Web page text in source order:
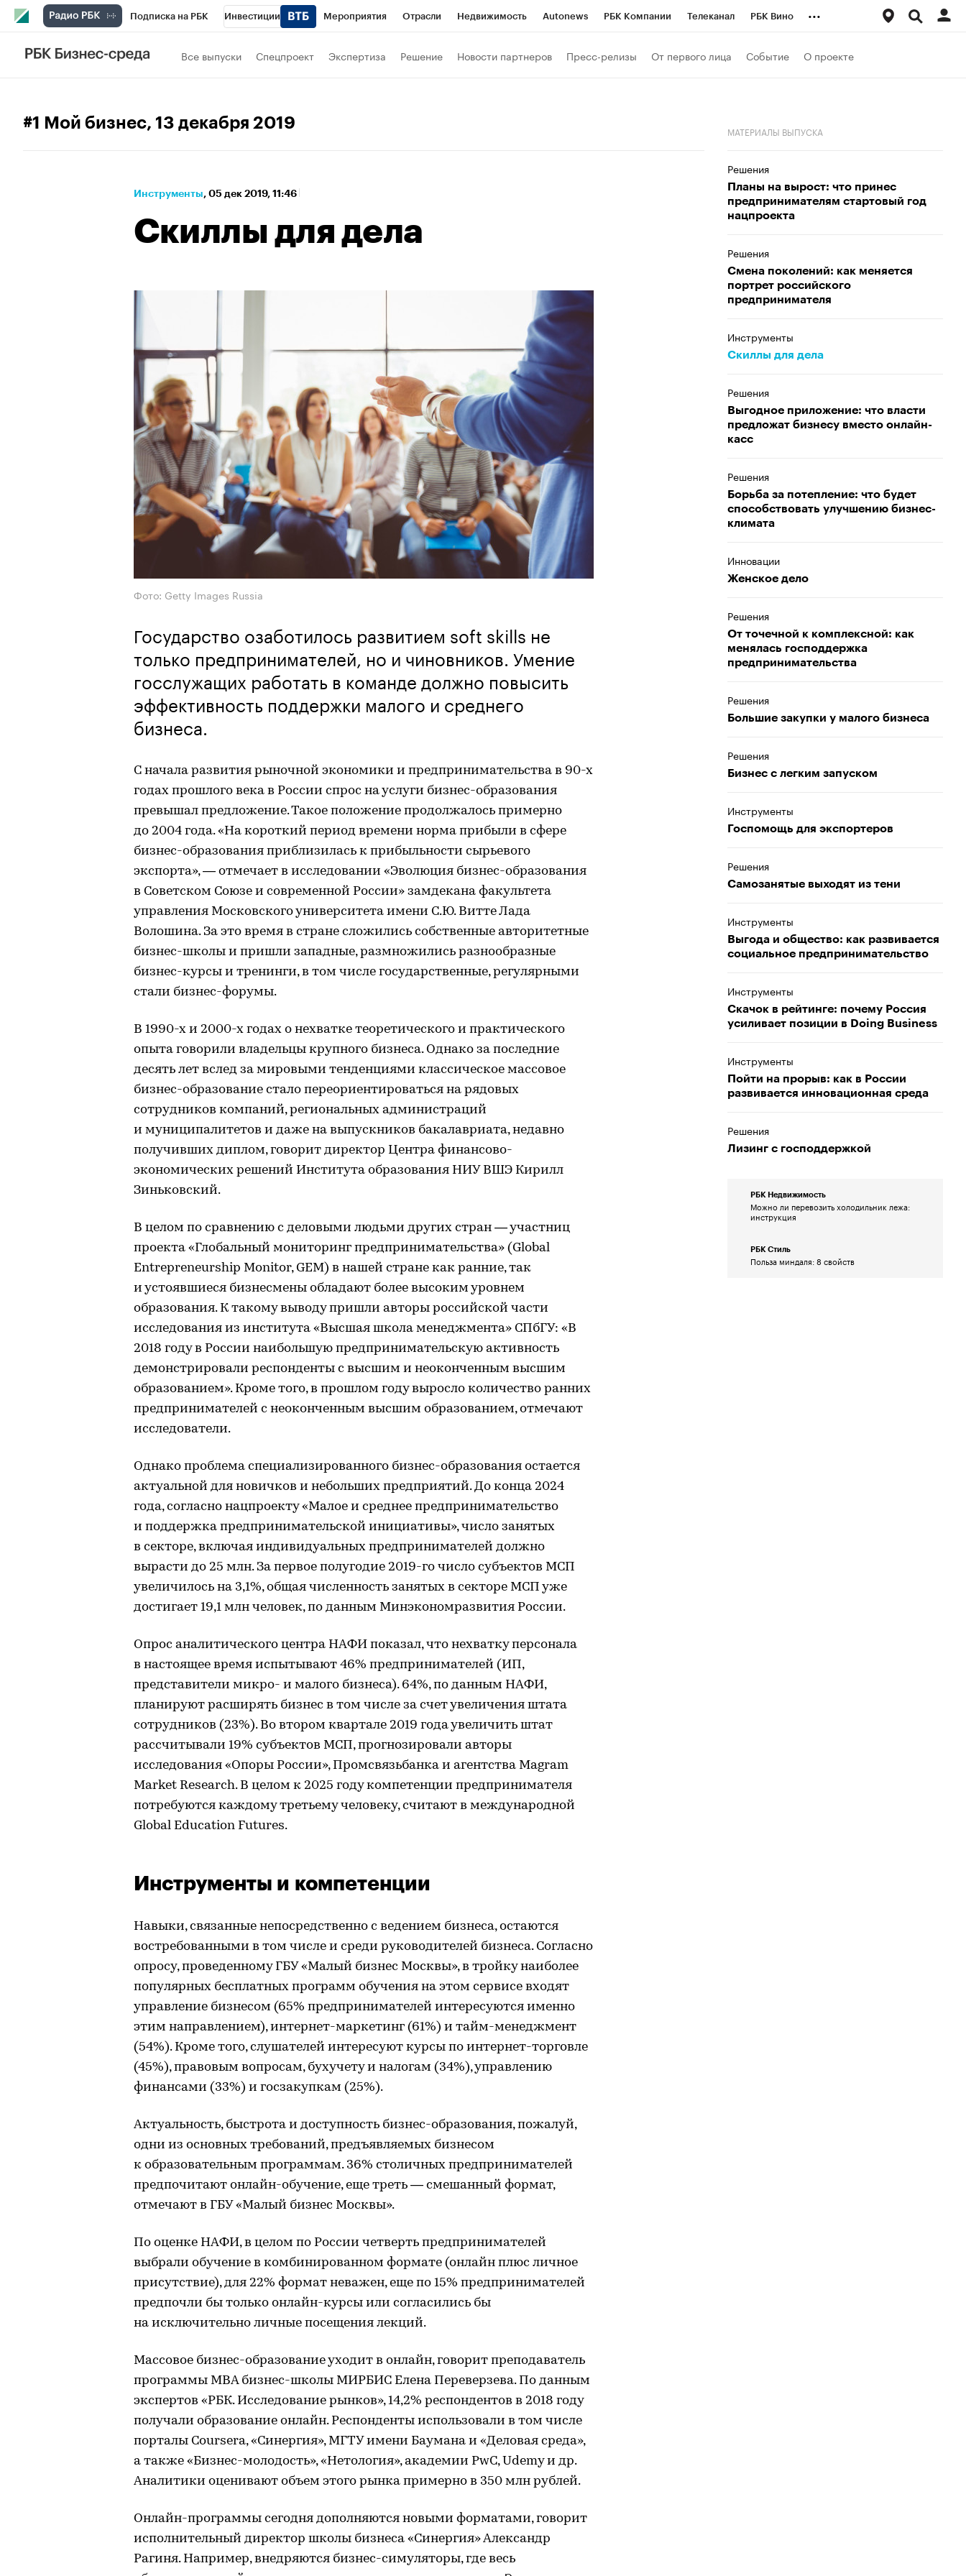
Подписка на РБК Инвестиции Мероприятия Отрасли Недвижимость Autonews РБК Компании Телеканал РБК Вино
Спорт
...
Все выпуски Спецпроект Экспертиза Решение Новости партнеров Пресс-релизы От первого лица Событие О проекте
#1 Мой бизнес, 13 декабря 2019
Инструменты⁠, 05 дек 2019, 11:46
Скиллы для дела
Фото: Getty Images Russia
Государство озаботилось развитием soft skills не
только предпринимателей, но и чиновников. Умение
госслужащих работать в команде должно повысить
эффективность поддержки малого и среднего
бизнеса.
С начала развития рыночной экономики и предпринимательства в 90-х
годах прошлого века в России спрос на услуги бизнес-образования
превышал предложение. Такое положение продолжалось примерно
до 2004 года. «На короткий период времени норма прибыли в сфере
бизнес-образования приблизилась к прибыльности сырьевого
экспорта», — отмечает в исследовании «Эволюция бизнес-образования
в Советском Союзе и современной России» замдекана факультета
управления Московского университета имени С.Ю. Витте Лада
Волошина. За это время в стране сложились собственные авторитетные
бизнес-школы и пришли западные, размножились разнообразные
бизнес-курсы и тренинги, в том числе государственные, регулярными
стали бизнес-форумы.
В 1990-х и 2000-х годах о нехватке теоретического и практического
опыта говорили владельцы крупного бизнеса. Однако за последние
десять лет вслед за мировыми тенденциями классическое массовое
бизнес-образование стало переориентироваться на рядовых
сотрудников компаний, региональных администраций
и муниципалитетов и даже на выпускников бакалавриата, недавно
получивших диплом, говорит директор Центра финансово-
экономических решений Института образования НИУ ВШЭ Кирилл
Зиньковский.
В целом по сравнению с деловыми людьми других стран — участниц
проекта «Глобальный мониторинг предпринимательства» (Global
Entrepreneurship Monitor, GEM) в нашей стране как ранние, так
и устоявшиеся бизнесмены обладают более высоким уровнем
образования. К такому выводу пришли авторы российской части
исследования из института «Высшая школа менеджмента» СПбГУ: «В
2018 году в России наибольшую предпринимательскую активность
демонстрировали респонденты с высшим и неоконченным высшим
образованием». Кроме того, в прошлом году выросло количество ранних
предпринимателей с неоконченным высшим образованием, отмечают
исследователи.
Однако проблема специализированного бизнес-образования остается
актуальной для новичков и небольших предприятий. До конца 2024
года, согласно нацпроекту «Малое и среднее предпринимательство
и поддержка предпринимательской инициативы», число занятых
в секторе, включая индивидуальных предпринимателей должно
вырасти до 25 млн. За первое полугодие 2019-го число субъектов МСП
увеличилось на 3,1%, общая численность занятых в секторе МСП уже
достигает 19,1 млн человек, по данным Минэкономразвития России.
Опрос аналитического центра НАФИ показал, что нехватку персонала
в настоящее время испытывают 46% предпринимателей (ИП,
представители микро- и малого бизнеса). 64%, по данным НАФИ,
планируют расширять бизнес в том числе за счет увеличения штата
сотрудников (23%). Во втором квартале 2019 года увеличить штат
рассчитывали 19% субъектов МСП, прогнозировали авторы
исследования «Опоры России», Промсвязьбанка и агентства Magram
Market Research. В целом к 2025 году компетенции предпринимателя
потребуются каждому третьему человеку, считают в международной
Global Education Futures.
Инструменты и компетенции
Навыки, связанные непосредственно с ведением бизнеса, остаются
востребованными в том числе и среди руководителей бизнеса. Согласно
опросу, проведенному ГБУ «Малый бизнес Москвы», в тройку наиболее
популярных бесплатных программ обучения на этом сервисе входят
управление бизнесом (65% предпринимателей интересуются именно
этим направлением), интернет-маркетинг (61%) и тайм-менеджмент
(54%). Кроме того, слушателей интересуют курсы по интернет-торговле
(45%), правовым вопросам, бухучету и налогам (34%), управлению
финансами (33%) и госзакупкам (25%).
Актуальность, быстрота и доступность бизнес-образования, пожалуй,
одни из основных требований, предъявляемых бизнесом
к образовательным программам. 36% столичных предпринимателей
предпочитают онлайн-обучение, еще треть — смешанный формат,
отмечают в ГБУ «Малый бизнес Москвы».
По оценке НАФИ, в целом по России четверть предпринимателей
выбрали обучение в комбинированном формате (онлайн плюс личное
присутствие), для 22% формат неважен, еще по 15% предпринимателей
предпочли бы только онлайн-курсы или согласились бы
на исключительно личные посещения лекций.
Массовое бизнес-образование уходит в онлайн, говорит преподаватель
программы MBA бизнес-школы МИРБИС Елена Переверзева. По данным
экспертов «РБК. Исследование рынков», 14,2% респондентов в 2018 году
получали образование онлайн. Респонденты использовали в том числе
порталы Coursera, «Синергия», МГТУ имени Баумана и «Деловая среда»,
а также «Бизнес-молодость», «Нетология», академии PwC, Udemy и др.
Аналитики оценивают объем этого рынка примерно в 350 млн рублей.
Онлайн-программы сегодня дополняются новыми форматами, говорит
исполнительный директор школы бизнеса «Синергия» Александр
Рагиня. Например, внедряются бизнес-симуляторы, где весь
МАТЕРИАЛЫ ВЫПУСКА
Решения
Планы на вырост: что принес
предпринимателям стартовый год
нацпроекта
Решения
Смена поколений: как меняется
портрет российского
предпринимателя
Инструменты
Скиллы для дела
Решения
Выгодное приложение: что власти
предложат бизнесу вместо онлайн-
касс
Решения
Борьба за потепление: что будет
способствовать улучшению бизнес-
климата
Инновации
Женское дело
Решения
От точечной к комплексной: как
менялась господдержка
предпринимательства
Решения
Большие закупки у малого бизнеса
Решения
Бизнес с легким запуском
Инструменты
Госпомощь для экспортеров
Решения
Самозанятые выходят из тени
Инструменты
Выгода и общество: как развивается
социальное предпринимательство
Инструменты
Скачок в рейтинге: почему Россия
усиливает позиции в Doing Business
Инструменты
Пойти на прорыв: как в России
развивается инновационная среда
Решения
Лизинг с господдержкой
РБК Недвижимость
Можно ли перевозить
холодильник лежа:
инструкция
РБК Стиль